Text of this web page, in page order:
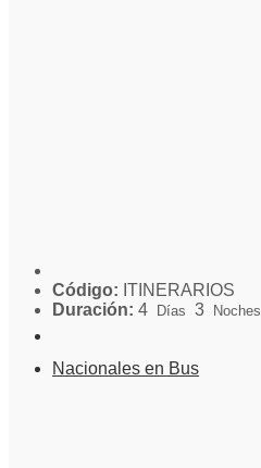
Código: ITINERARIOS
Duración: 4 Días 3 Noches
Nacionales en Bus